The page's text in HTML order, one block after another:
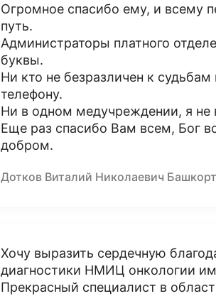
Огромное спасибо ему, и всему
путь.
Администраторы платного
буквы.
Ни кто не безразличен к
телефону.
Ни в одном медучреждении, я не
Еще раз спасибо Вам всем, Бог
добром.
Дотков Виталий Николаевич
Хочу выразить сердечную
диагностики НМИЦ онкологии
Прекрасный специалист в